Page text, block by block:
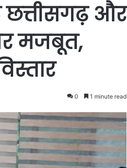
छत्तीसगढ़ और
मजबूत,
0 1 minute read